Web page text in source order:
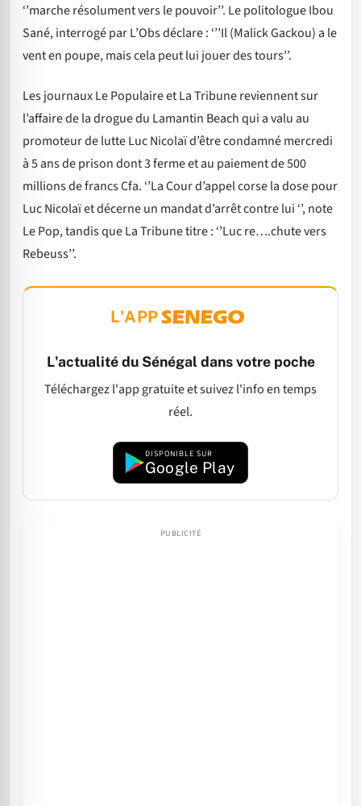
‘’marche résolument vers le pouvoir’’. Le politologue Ibou
Sané, interrogé par L’Obs déclare : ‘’’Il (Malick Gackou) a le
vent en poupe, mais cela peut lui jouer des tours’’.
Les journaux Le Populaire et La Tribune reviennent sur
l’affaire de la drogue du Lamantin Beach qui a valu au
promoteur de lutte Luc Nicolaï d’être condamné mercredi
à 5 ans de prison dont 3 ferme et au paiement de 500
millions de francs Cfa. ‘’La Cour d’appel corse la dose pour
Luc Nicolaï et décerne un mandat d’arrêt contre lui ‘’, note
Le Pop, tandis que La Tribune titre : ‘’Luc re….chute vers
Rebeuss’’.
L'APP
L'actualité du Sénégal dans votre poche
Téléchargez l'app gratuite et suivez l'info en temps
réel.
DISPONIBLE SUR
Google Play